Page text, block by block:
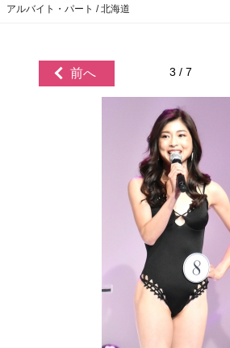
アルバイト・パート / 北海道
前へ 3 / 7